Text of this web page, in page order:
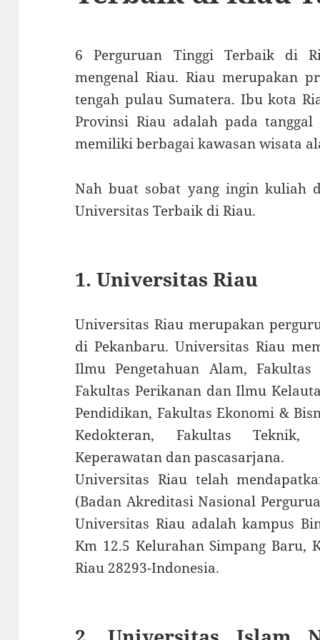
6 Perguruan Tinggi Terbaik di
mengenal Riau. Riau merupakan
tengah pulau Sumatera. Ibu kota
Provinsi Riau adalah pada
memiliki berbagai kawasan wisata
Nah buat sobat yang ingin kuliah
Universitas Terbaik di Riau.
1. Universitas Riau
Universitas Riau merupakan
di Pekanbaru. Universitas Riau
Ilmu Pengetahuan Alam,
Fakultas Perikanan dan Ilmu
Pendidikan, Fakultas Ekonomi &
Kedokteran, Fakultas Teknik,
Keperawatan dan pascasarjana.
Universitas Riau telah
(Badan Akreditasi Nasional
Universitas Riau adalah kampus
Km 12.5 Kelurahan Simpang Baru,
Riau 28293-Indonesia.